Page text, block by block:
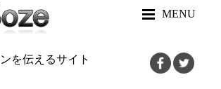
MENU
を伝えるサイト